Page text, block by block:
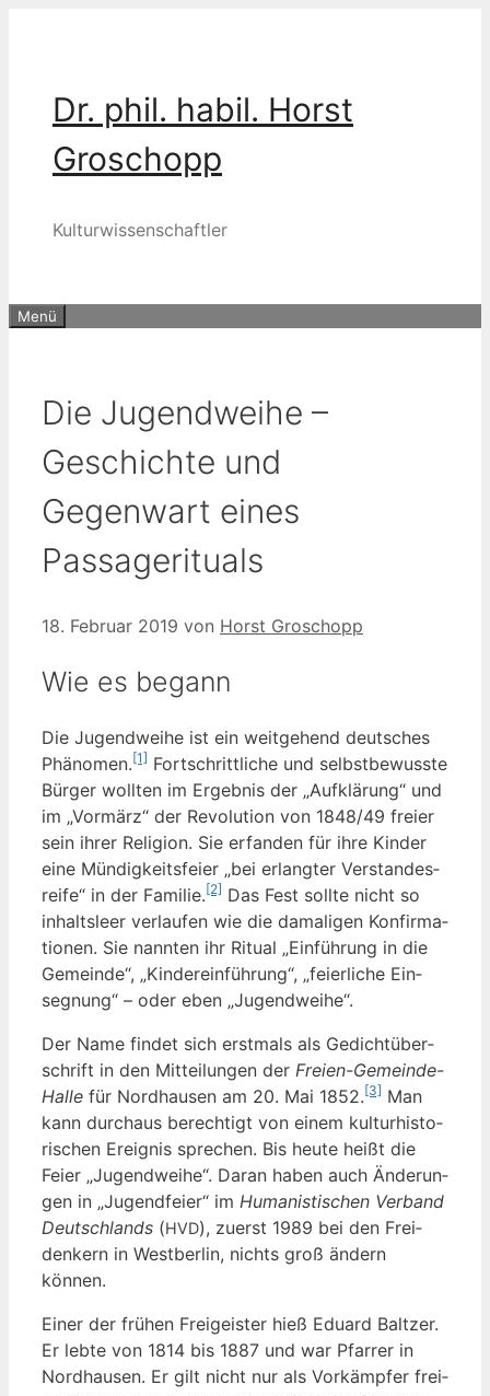
Dr. phil. habil. Horst
Groschopp
Kulturwissenschaftler
Menü
Die Jugendweihe –
Geschichte und
Gegenwart eines
Passagerituals
18. Februar 2019 von Horst Groschopp
Wie es begann
Die Jugend­wei­he ist ein weit­ge­hend deut­sches
Phä­no­men.[1] Fort­schritt­li­che und selbst­be­wuss­te
Bür­ger woll­ten im Ergeb­nis der „Auf­klä­rung“ und
im „Vor­märz“ der Revo­lu­ti­on von 1848/49 frei­er
sein ihrer Reli­gi­on. Sie erfan­den für ihre Kin­der
eine Mün­dig­keits­fei­er „bei erlang­ter Ver­stan­des­
rei­fe“ in der Fami­lie.[2] Das Fest soll­te nicht so
inhalts­leer ver­lau­fen wie die dama­li­gen Kon­fir­ma­
tio­nen. Sie nann­ten ihr Ritu­al „Ein­füh­rung in die
Gemein­de“, „Kin­der­ein­füh­rung“, „fei­er­li­che Ein­
seg­nung“ – oder eben „Jugend­wei­he“.
Der Name fin­det sich erst­mals als Gedicht­über­
schrift in den Mit­tei­lun­gen der Frei­en-Gemein­de-
Hal­le für Nord­hau­sen am 20. Mai 1852.[3] Man
kann durch­aus berech­tigt von einem kul­tur­his­to­
ri­schen Ereig­nis spre­chen. Bis heu­te heißt die
Fei­er „Jugend­wei­he“. Dar­an haben auch Ände­run­
gen in „Jugend­fei­er“ im Huma­nis­ti­schen Ver­band
Deutsch­lands (HVD), zuerst 1989 bei den Frei­
den­kern in West­ber­lin, nichts groß ändern
können.
Einer der frü­hen Frei­geis­ter hieß Edu­ard Balt­zer.
Er leb­te von 1814 bis 1887 und war Pfar­rer in
Nord­hau­sen. Er gilt nicht nur als Vor­kämp­fer frei­